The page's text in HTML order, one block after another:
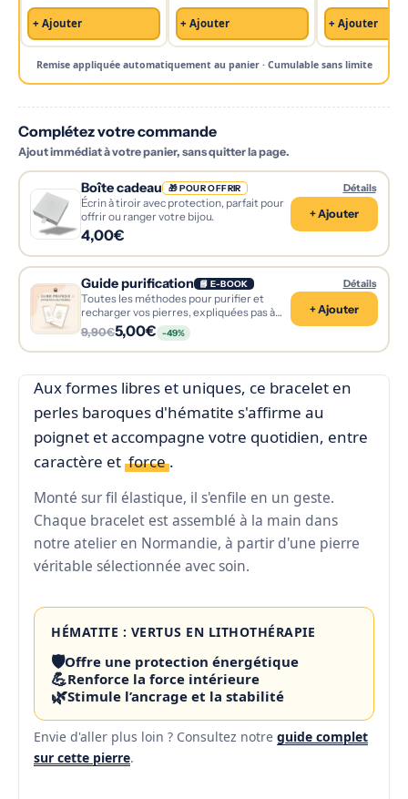
+ Ajouter + Ajouter + Ajouter
Remise appliquée automatiquement au panier · Cumulable sans limite
Complétez votre commande
Ajout immédiat à votre panier, sans quitter la page.
Boîte cadeau 🎁 POUR OFFRIR
Écrin à tiroir avec protection, parfait pour
offrir ou ranger votre bijou.
4,00€
+ Ajouter
Détails
Guide purification 📘 E-BOOK
Toutes les méthodes pour purifier et
recharger vos pierres, expliquées pas à
pas.
9,90€5,00€ -49%
+ Ajouter
Détails
Aux formes libres et uniques, ce bracelet en
perles baroques d'hématite s'affirme au
poignet et accompagne votre quotidien, entre
caractère et force .
Monté sur fil élastique, il s'enfile en un geste.
Chaque bracelet est assemblé à la main dans
notre atelier en Normandie, à partir d'une pierre
véritable sélectionnée avec soin.
HÉMATITE : VERTUS EN LITHOTHÉRAPIE
🛡️Offre une protection énergétique
💪Renforce la force intérieure
🌿Stimule l’ancrage et la stabilité
Envie d'aller plus loin ? Consultez notre guide complet
sur cette pierre.